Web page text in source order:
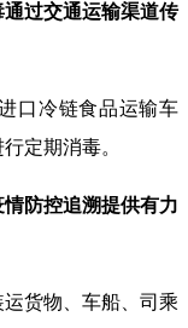
过交通运输渠道传
口冷链食品运输车
定期消毒。
防控追溯提供有力
货物、车船、司乘